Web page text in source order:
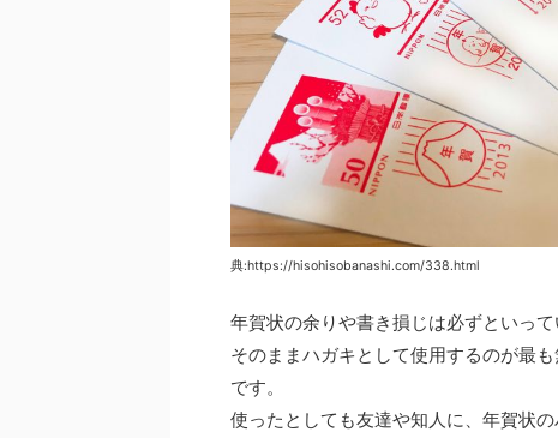
典:https://hisohisobanashi.com/338.html
年賀状の余りや書き損じは必ずといって
そのままハガキとして使用するのが最
です。
使ったとしても友達や知人に、年賀状